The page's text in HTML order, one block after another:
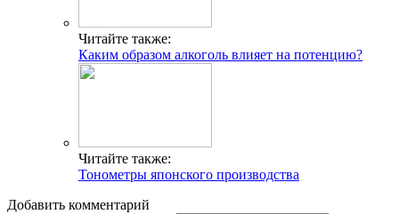
Читайте также:
Каким образом алкоголь влияет на потенцию?
Читайте также:
Тонометры японского производства
Добавить комментарий